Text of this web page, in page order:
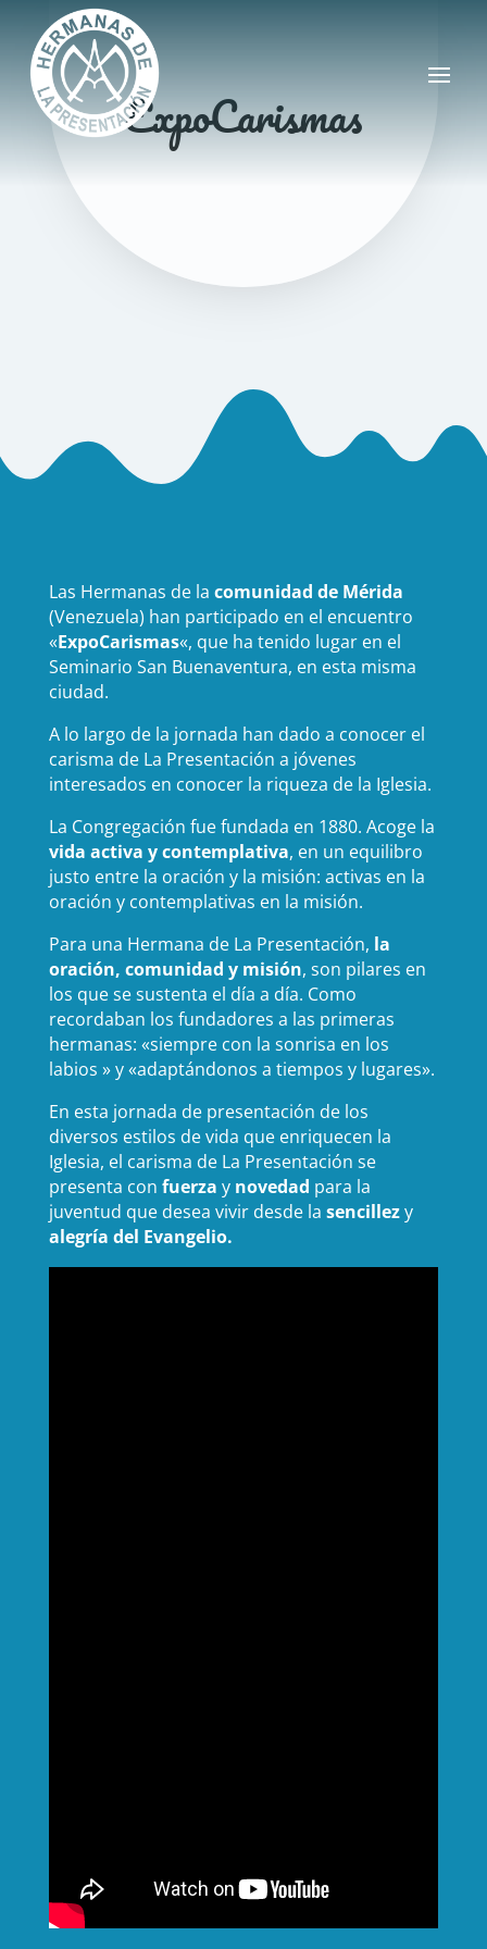
ExpoCarismas
Las Hermanas de la comunidad de Mérida
(Venezuela) han participado en el encuentro
«ExpoCarismas«, que ha tenido lugar en el
Seminario San Buenaventura, en esta misma
ciudad.
A lo largo de la jornada han dado a conocer el
carisma de La Presentación a jóvenes
interesados en conocer la riqueza de la Iglesia.
La Congregación fue fundada en 1880. Acoge la
vida activa y contemplativa, en un equilibro
justo entre la oración y la misión: activas en la
oración y contemplativas en la misión.
Para una Hermana de La Presentación, la
oración, comunidad y misión, son pilares en
los que se sustenta el día a día. Como
recordaban los fundadores a las primeras
hermanas: «siempre con la sonrisa en los
labios » y «adaptándonos a tiempos y lugares».
En esta jornada de presentación de los
diversos estilos de vida que enriquecen la
Iglesia, el carisma de La Presentación se
presenta con fuerza y novedad para la
juventud que desea vivir desde la sencillezy
alegría del Evangelio.